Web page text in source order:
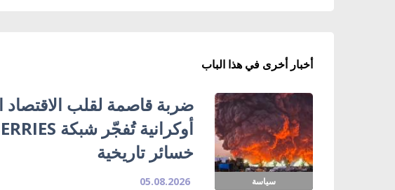
أخبار أخرى في هذا الباب
سياسة
ضربة قاصمة لقلب
خسائر تاريخية
05.08.2026